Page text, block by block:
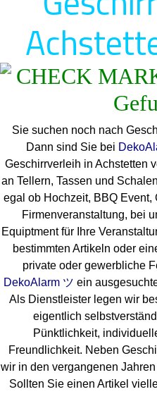
Sie suchen noch nach
Dann sind Sie bei
Geschirrverleih in Achstetten
an Tellern, Tassen und
egal ob Hochzeit, BBQ
Firmenveranstaltung, bei
Equiptment für Ihre
bestimmten Artikeln oder
private oder gewerbliche
DekoAlarm ツ ein
Als Dienstleister legen wir
eigentlich
Pünktlichkeit,
Freundlichkeit. Neben
wir in den vergangenen
Sollten Sie einen Artikel